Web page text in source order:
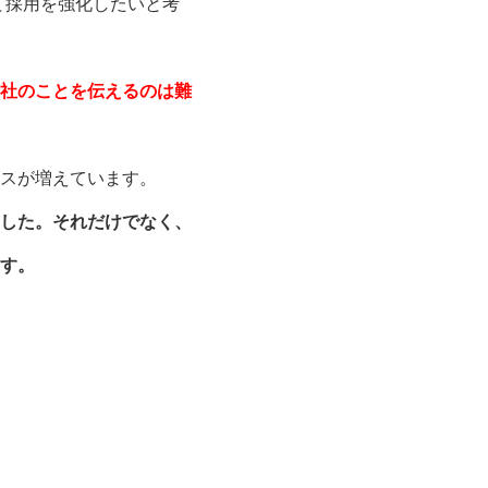
用を強化したいと考
のことを伝えるのは難
が増えています。
た。それだけでなく、
。